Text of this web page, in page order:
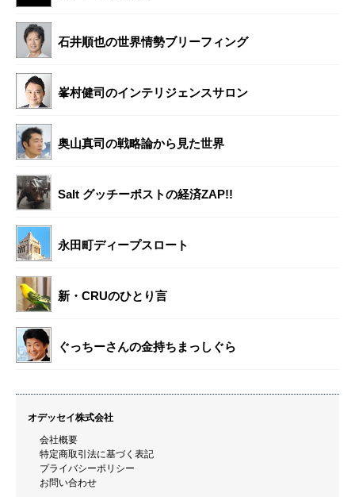
石井順也の世界情勢ブリーフィング
峯村健司のインテリジェンスサロン
奥山真司の戦略論から見た世界
Salt グッチーポストの経済ZAP!!
永田町ディープスロート
新・CRUのひとり言
ぐっちーさんの金持ちまっしぐら
オデッセイ株式会社
会社概要
特定商取引法に基づく表記
プライバシーポリシー
お問い合わせ